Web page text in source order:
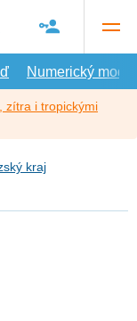
Numerický model
zítra i tropickými
kraj